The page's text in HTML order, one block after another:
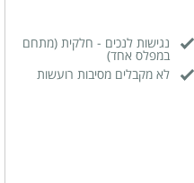
נגישות לנכים - חלקית (מתחם
במפלס אחד)
לא מקבלים מסיבות רועשות